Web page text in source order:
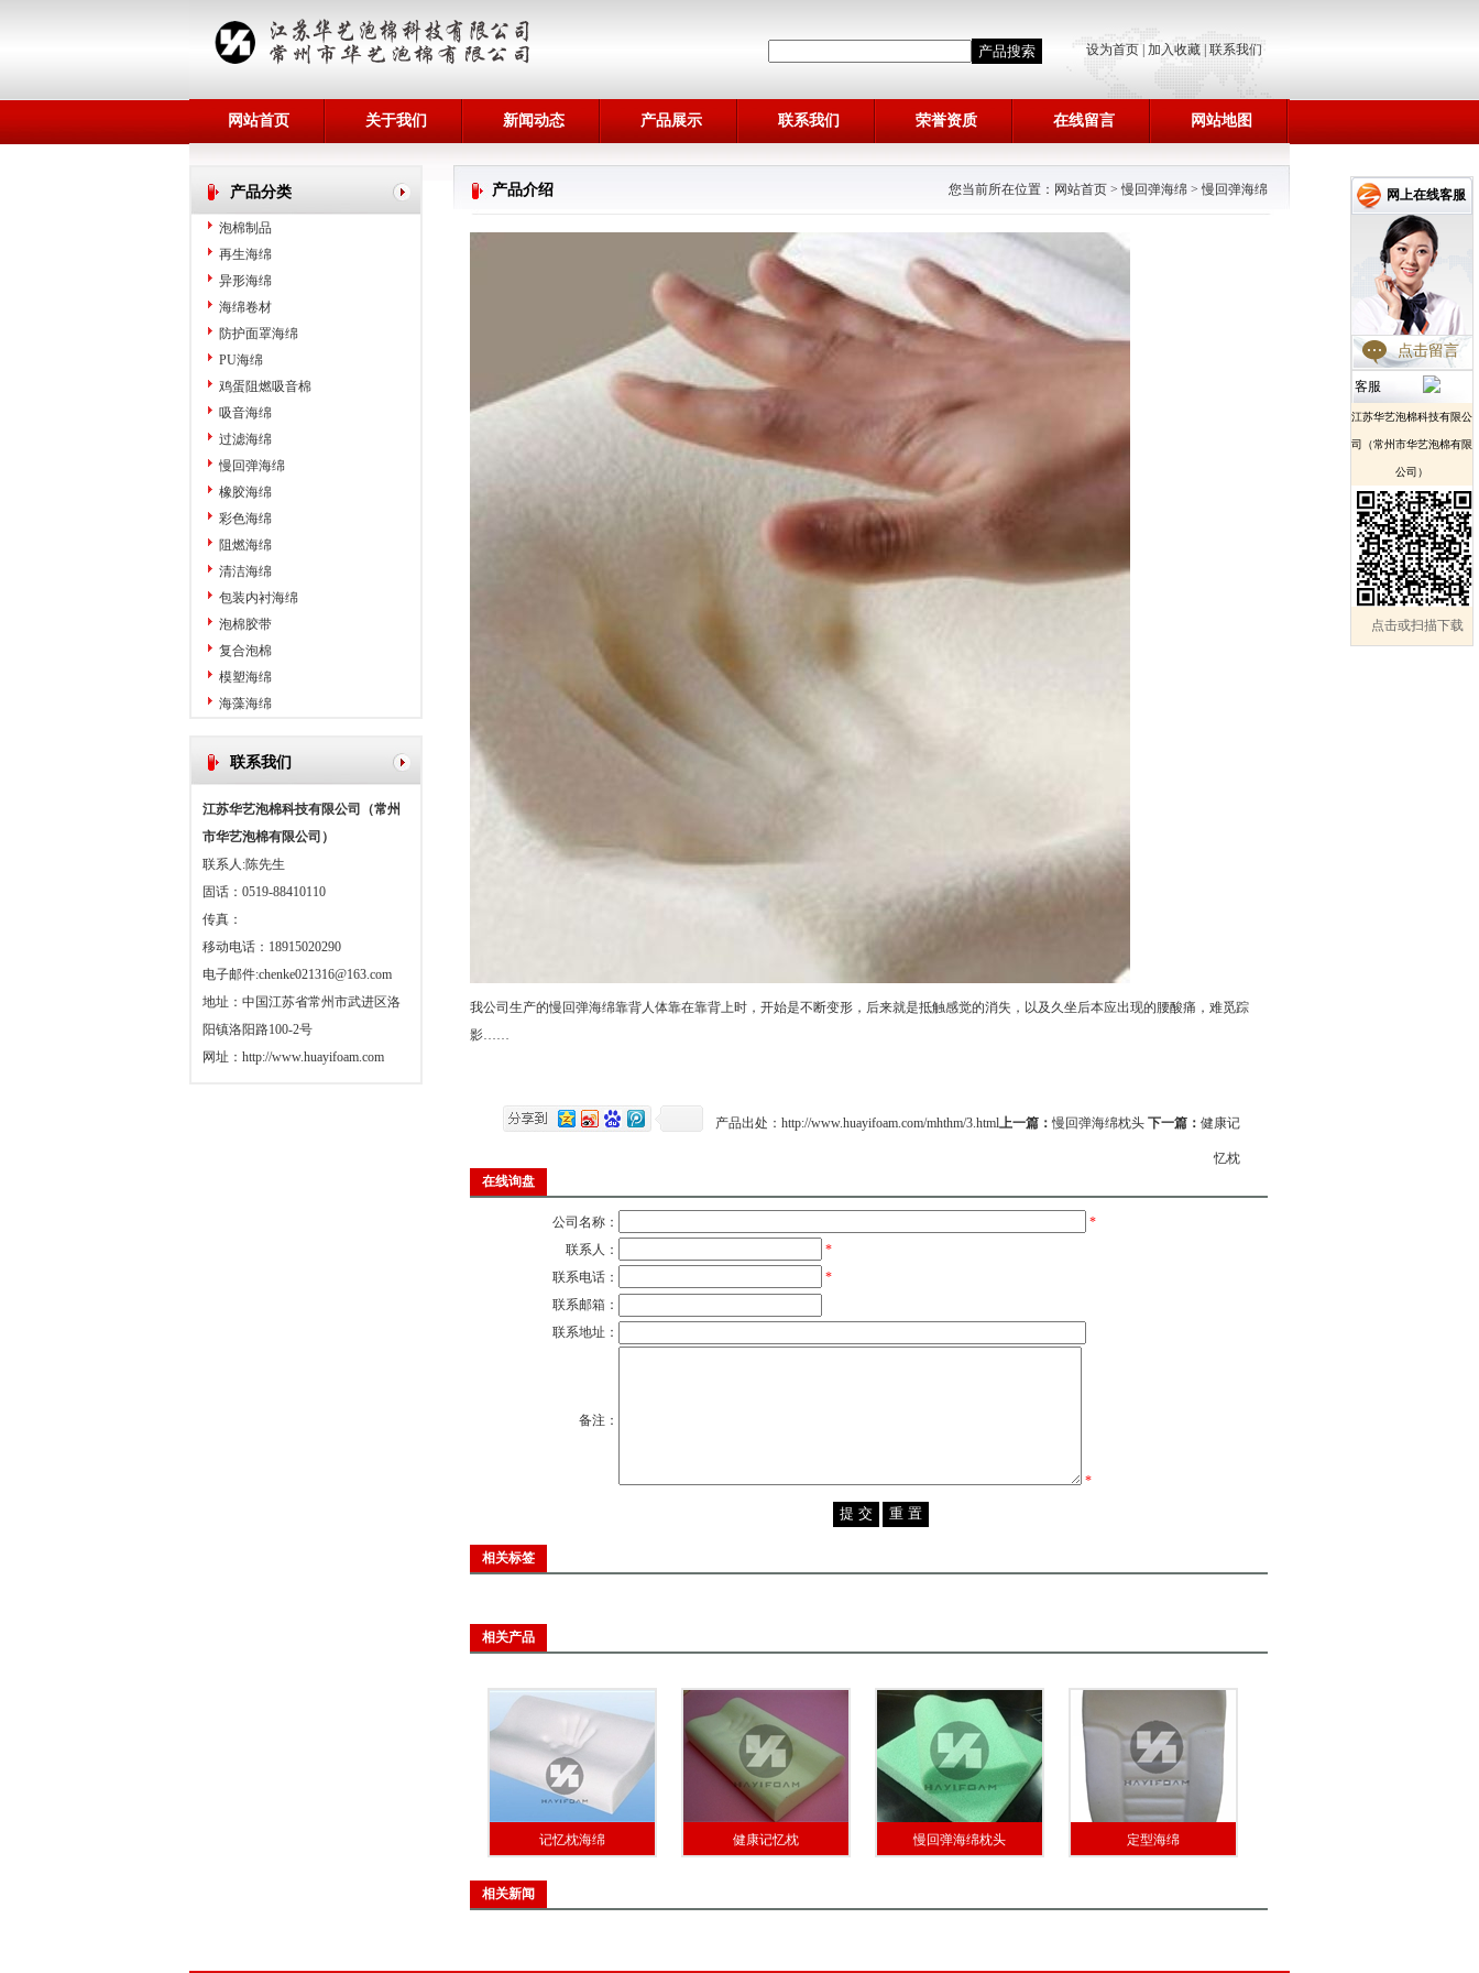
设为首页 加入收藏 联系我们
网站首页 关于我们 新闻动态 产品展示 联系我们 荣誉资质 在线留言 网站地图
产品分类
泡棉制品
再生海绵
异形海绵
海绵卷材
防护面罩海绵
PU海绵
鸡蛋阻燃吸音棉
吸音海绵
过滤海绵
慢回弹海绵
橡胶海绵
彩色海绵
阻燃海绵
清洁海绵
包装内衬海绵
泡棉胶带
复合泡棉
模塑海绵
海藻海绵
联系我们
江苏华艺泡棉科技有限公司（常州
市华艺泡棉有限公司）
联系人:陈先生
固话：0519-88410110
传真：
移动电话：18915020290
电子邮件:chenke021316@163.com
地址：中国江苏省常州市武进区洛
阳镇洛阳路100-2号
网址： http://www.huayifoam.com
产品介绍 您当前所在位置： 网站首页 >慢回弹海绵 >慢回弹海绵
我公司生产的慢回弹海绵靠背人体靠在靠背上时，开始是不断变形，后来就是抵触感觉的消失，以及久坐后本应出现的腰酸痛，难觅踪
影……
产品出处： http://www.huayifoam.com/mhthm/3.html上一篇：慢回弹海绵枕头 下一篇： 健康记
忆枕
在线询盘
公司名称：
*
联系人：
*
联系电话：
*
联系邮箱：
联系地址：
备注：
*
相关标签
相关产品
记忆枕海绵 健康记忆枕 慢回弹海绵枕头 定型海绵
相关新闻
网上在线客服
点击留言
客服
江苏华艺泡棉科技有限公
司（常州市华艺泡棉有限
公司）
点击或扫描下载